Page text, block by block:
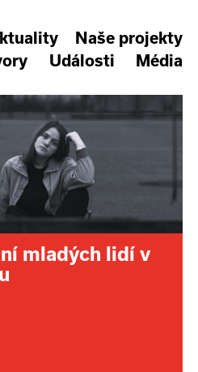
Naše projekty
Události Média
mladých lidí v